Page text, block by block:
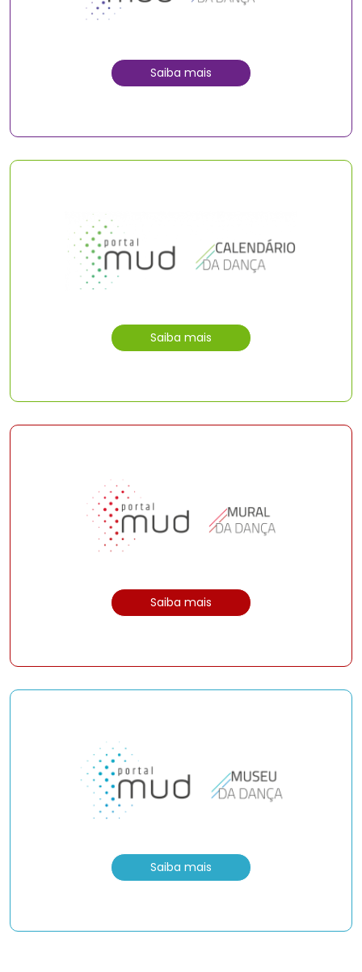
Saiba mais
Saiba mais
Saiba mais
Saiba mais